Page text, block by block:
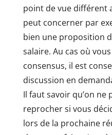
point de vue différent
peut concerner par
bien une proposition
salaire. Au cas où
consensus, il est
discussion en
Il faut savoir qu’on ne
reprocher si vous
lors de la prochaine